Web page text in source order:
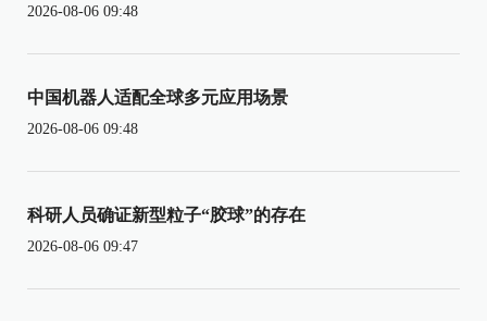
2026-08-06 09:48
中国机器人适配全球多元应用场景
2026-08-06 09:48
科研人员确证新型粒子“胶球”的存在
2026-08-06 09:47